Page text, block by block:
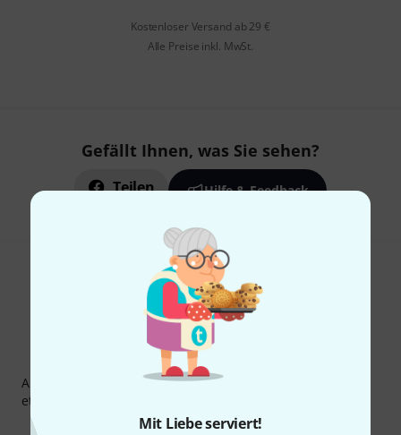
Mit Liebe serviert!
Kostenloser Versand ab 29 €
Alle Preise inkl. MwSt.
Gefällt Ihnen, was Sie sehen?
Teilen Hilfe & Feedback
Thomann Newsletter
Abonniere den Thomann Newsletter und gewinne mit
etwas Glück einen von
Inspirierende Beiträge
Deals